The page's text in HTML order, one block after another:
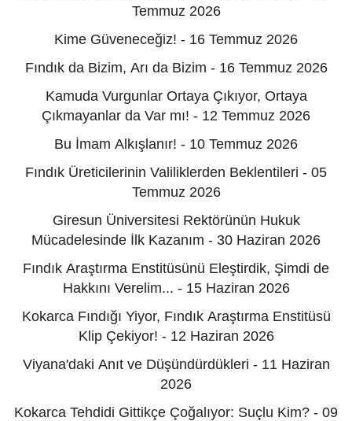
Temmuz 2026
Kime Güveneceğiz! - 16 Temmuz 2026
Fındık da Bizim, Arı da Bizim - 16 Temmuz 2026
Kamuda Vurgunlar Ortaya Çıkıyor, Ortaya
Çıkmayanlar da Var mı! - 12 Temmuz 2026
Bu İmam Alkışlanır! - 10 Temmuz 2026
Fındık Üreticilerinin Valiliklerden Beklentileri - 05
Temmuz 2026
Giresun Üniversitesi Rektörünün Hukuk
Mücadelesinde İlk Kazanım - 30 Haziran 2026
Fındık Araştırma Enstitüsünü Eleştirdik, Şimdi de
Hakkını Verelim... - 15 Haziran 2026
Kokarca Fındığı Yiyor, Fındık Araştırma Enstitüsü
Klip Çekiyor! - 12 Haziran 2026
Viyana'daki Anıt ve Düşündürdükleri - 11 Haziran
2026
Kokarca Tehdidi Gittikçe Çoğalıyor: Suçlu Kim? - 09